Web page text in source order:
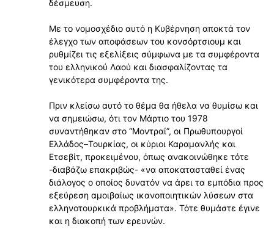
δέσμευση.
Με το νομοσχέδιο αυτό η Κυβέρνηση αποκτά τον
έλεγχο των αποφάσεων του κονσόρτσιουμ και
ρυθμίζει τις εξελίξεις σύμφωνα με τα συμφέροντα
του ελληνικού Λαού και διασφαλίζοντας τα
γενικότερα συμφέροντα της.
Πριν κλείσω αυτό το θέμα θα ήθελα να θυμίσω και
να σημειώσω, ότι τον Μάρτιο του 1978
συναντήθηκαν στο “Μοντραί”, οι Πρωθυπουργοί
Ελλάδος–Τουρκίας, οι κύριοι Καραμανλής και
Ετσεβίτ, προκειμένου, όπως ανακοινώθηκε τότε
-διαβάζω επακριβώς- «να αποκατασταθεί ένας
διάλογος ο οποίος δυνατόν να άρει τα εμπόδια προς
εξεύρεση αμοιβαίως ικανοποιητικών λύσεων στα
ελληνοτουρκικά προβλήματα». Τότε θυμάστε έγινε
και η διακοπή των ερευνών.